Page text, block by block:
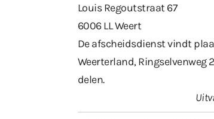
Louis Regoutstraat 67
6006 LL Weert
De afscheidsdienst vindt
Weerterland,
delen.